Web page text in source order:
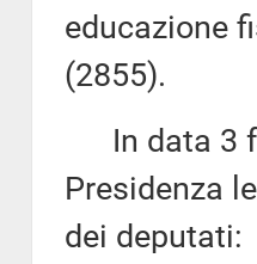
educazione
(2855).
In data 3
Presidenza
dei deputati: